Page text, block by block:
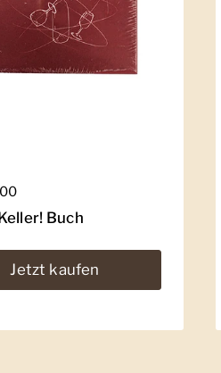
Preis
Buch
Jetzt kaufen